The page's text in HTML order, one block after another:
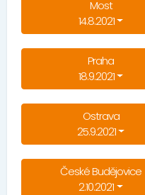
Most
14.8.2021
Praha
18.9.2021
Ostrava
25.9.2021
České Budějovice
2.10.2021